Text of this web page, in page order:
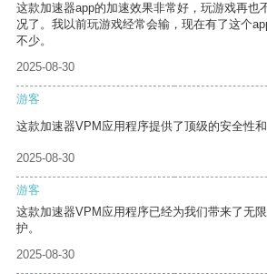
这款加速器app的加速效果非常好，玩游戏再也
况了。我以前玩游戏经常会输，现在有了这个
不少。
2025-08-30
游客
这款加速器VPM应用程序提供了顶级的安全性和
2025-08-30
游客
这款加速器VPM应用程序已经为我们带来了无
护。
2025-08-30